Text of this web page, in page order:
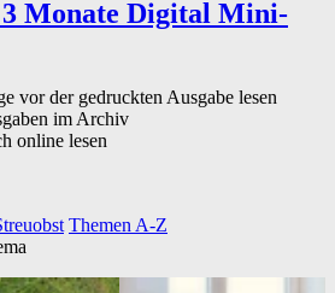
Monate Digital Mini-
vor der gedruckten Ausgabe lesen
im Archiv
online lesen
Themen A-Z